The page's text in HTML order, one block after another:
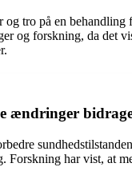
tro på en
og forskning, da det
Forskning har vist, at